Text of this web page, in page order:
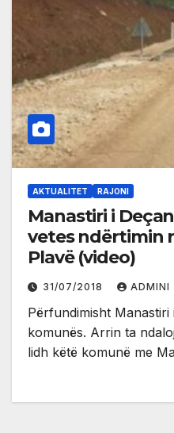
AKTUALITET RAJONI
Manastiri i
vetes ndërtimin
Plavë (video)
31/07/2018 ADMINI
Përfundimisht
komunës. Arrin ta
lidh këtë komunë me